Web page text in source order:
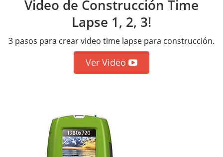
Video de Construcción Time
Lapse 1, 2, 3!
3 pasos para crear video time lapse para construcción.
Ver Video